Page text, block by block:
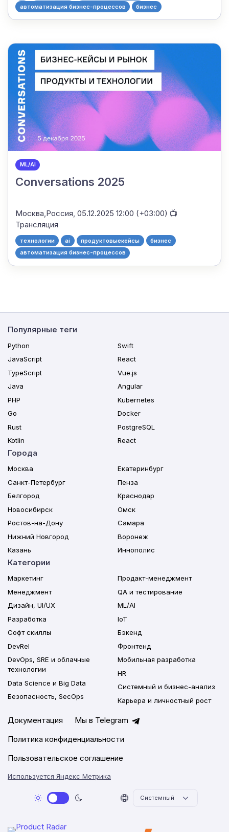
автоматизация бизнес-процессов
бизнес
ML/AI
Conversations 2025
Москва,Россия,05.12.2025 12:00 (+03:00) 📺
Трансляция
технологии ai продуктовыекейсы
бизнес
автоматизация бизнес-процессов
Популярные теги
Python
JavaScript
TypeScript
Java
PHP
Go
Rust
Kotlin
Swift
React
Vue.js
Angular
Kubernetes
Docker
PostgreSQL
React
Города
Москва
Санкт-Петербург
Белгород
Новосибирск
Ростов-на-Дону
Нижний Новгород
Казань
Екатеринбург
Пенза
Краснодар
Омск
Самара
Воронеж
Иннополис
Категории
Маркетинг
Менеджмент
Дизайн, UI/UX
Разработка
Софт скиллы
DevRel
DevOps, SRE и облачные
технологии
Data Science и Big Data
Безопасность, SecOps
Продакт-менеджмент
QA и тестирование
ML/AI
IoT
Бэкенд
Фронтенд
Мобильная разработка
HR
Системный и бизнес-анализ
Карьера и личностный рост
Документация
Мы в Telegram
Политика конфиденциальности
Пользовательское соглашение
Используется Яндекс Метрика